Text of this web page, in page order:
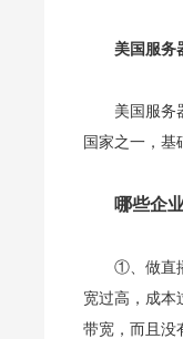
美国服务
美国服务
国家之一，
哪些企
①、做直
宽过高，成本
带宽，而且没